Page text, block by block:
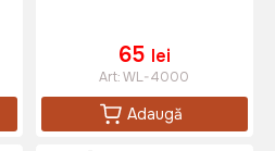
65 lei
Art:WL-4000
Adaugă